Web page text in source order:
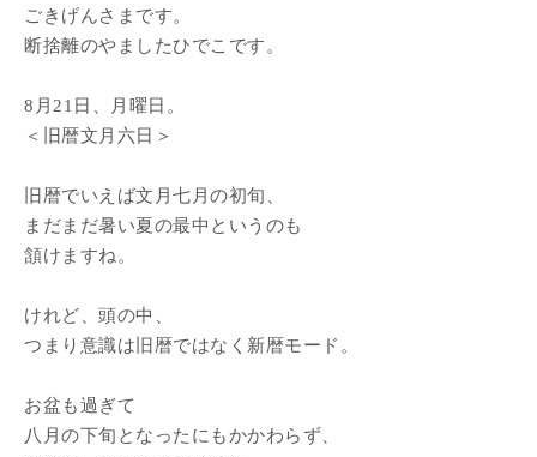
ごきげんさまです。
断捨離のやましたひでこです。
8月21日、月曜日。
＜旧暦文月六日＞
旧暦でいえば文月七月の初旬、
まだまだ暑い夏の最中というのも
頷けますね。
けれど、頭の中、
つまり意識は旧暦ではなく新暦モード。
お盆も過ぎて
八月の下旬となったにもかかわらず、